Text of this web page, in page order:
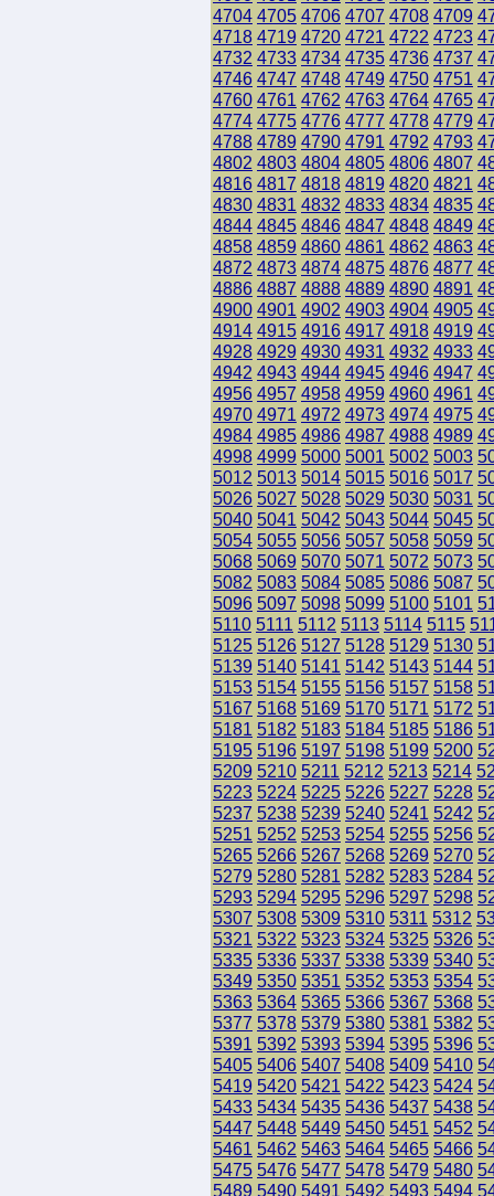
4704 4705 4706 4707 4708 4709
4718 4719 4720 4721 4722 4723
4732 4733 4734 4735 4736 4737
4746 4747 4748 4749 4750 4751
4760 4761 4762 4763 4764 4765
4774 4775 4776 4777 4778 4779
4788 4789 4790 4791 4792 4793
4802 4803 4804 4805 4806 4807
4816 4817 4818 4819 4820 4821
4830 4831 4832 4833 4834 4835
4844 4845 4846 4847 4848 4849
4858 4859 4860 4861 4862 4863
4872 4873 4874 4875 4876 4877
4886 4887 4888 4889 4890 4891
4900 4901 4902 4903 4904 4905
4914 4915 4916 4917 4918 4919
4928 4929 4930 4931 4932 4933
4942 4943 4944 4945 4946 4947
4956 4957 4958 4959 4960 4961
4970 4971 4972 4973 4974 4975
4984 4985 4986 4987 4988 4989
4998 4999 5000 5001 5002 5003
5012 5013 5014 5015 5016 5017
5026 5027 5028 5029 5030 5031
5040 5041 5042 5043 5044 5045
5054 5055 5056 5057 5058 5059
5068 5069 5070 5071 5072 5073
5082 5083 5084 5085 5086 5087
5096 5097 5098 5099 5100 5101
5110 5111 5112 5113 5114 5115
5125 5126 5127 5128 5129 5130
5139 5140 5141 5142 5143 5144
5153 5154 5155 5156 5157 5158
5167 5168 5169 5170 5171 5172
5181 5182 5183 5184 5185 5186
5195 5196 5197 5198 5199 5200
5209 5210 5211 5212 5213 5214
5223 5224 5225 5226 5227 5228
5237 5238 5239 5240 5241 5242
5251 5252 5253 5254 5255 5256
5265 5266 5267 5268 5269 5270
5279 5280 5281 5282 5283 5284
5293 5294 5295 5296 5297 5298
5307 5308 5309 5310 5311 5312
5321 5322 5323 5324 5325 5326
5335 5336 5337 5338 5339 5340
5349 5350 5351 5352 5353 5354
5363 5364 5365 5366 5367 5368
5377 5378 5379 5380 5381 5382
5391 5392 5393 5394 5395 5396
5405 5406 5407 5408 5409 5410
5419 5420 5421 5422 5423 5424
5433 5434 5435 5436 5437 5438
5447 5448 5449 5450 5451 5452
5461 5462 5463 5464 5465 5466
5475 5476 5477 5478 5479 5480
5489 5490 5491 5492 5493 5494